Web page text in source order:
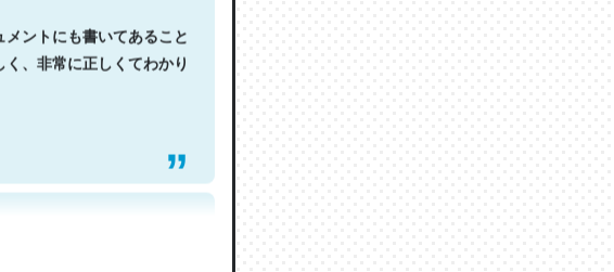
ントにも書いてあること
く、非常に正しくてわかり